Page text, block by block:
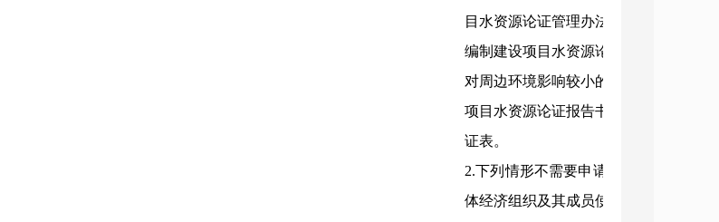
目水资源论证管理办法》要求，自行或
编制建设项目水资源论证报告书。其中
对周边环境影响较小的建设项目，申请
项目水资源论证报告书，但应当填写建
证表。
2.下列情形不需要申请领取取水许可证
体经济组织及其成员使用本集体经济组